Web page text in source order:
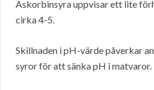
Askorbinsyra uppvisar ett lite
cirka 4-5.
Skillnaden i pH-värde påverkar
syror för att sänka pH i matvaror.